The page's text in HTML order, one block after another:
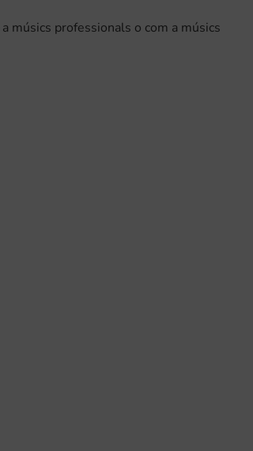
músics professionals o com a músics